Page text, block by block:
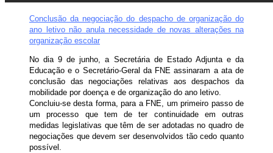
Conclusão da negociação do despacho de organização do
ano letivo não anula necessidade de novas alterações na
organização escolar
No dia 9 de junho, a Secretária de Estado Adjunta e da
Educação e o Secretário-Geral da FNE assinaram a ata de
conclusão das negociações relativas aos despachos da
mobilidade por doença e de organização do ano letivo.
Concluiu-se desta forma, para a FNE, um primeiro passo de
um processo que tem de ter continuidade em outras
medidas legislativas que têm de ser adotadas no quadro de
negociações que devem ser desenvolvidos tão cedo quanto
possível.